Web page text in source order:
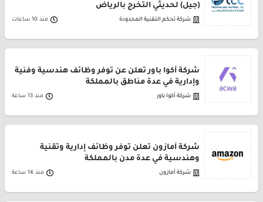
(جيل) لحديثي التخرج بالرياض
شركة تحكم التقنية المحدودة منذ 10 ساعات
شركة أكوا باور تعلن عن توفر وظائف هندسية وفنية
وإدارية في عدة مناطق بالمملكة
شركة أكوا باور منذ 13 ساعة
شركة أمازون تعلن توفر وظائف إدارية وتقنية
وهندسية في عدة مدن بالمملكة
شركة أمازون منذ 14 ساعة